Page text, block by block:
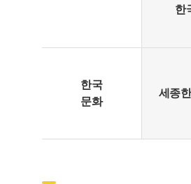
한
한국
문화
세종